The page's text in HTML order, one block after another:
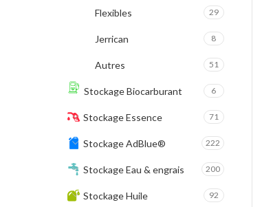
Flexibles 29
Jerrican 8
Autres 51
Stockage Biocarburant 6
Stockage Essence 71
Stockage AdBlue® 222
Stockage Eau & engrais 200
Stockage Huile 92